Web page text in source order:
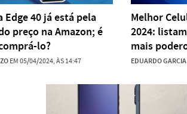
Edge 40 já está pela
preço na Amazon; é
lo?
EM 05/04/2024, ÀS 14:47
Melhor
2024:
mais
EDUARDO GARCIA